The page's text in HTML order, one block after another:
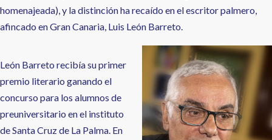
homenajeada), y la distinción ha recaído en el escritor palmero,
afincado en Gran Canaria, Luis León Barreto.
León Barreto recibía su primer
premio literario ganando el
concurso para los alumnos de
preuniversitario en el instituto
de Santa Cruz de La Palma. En